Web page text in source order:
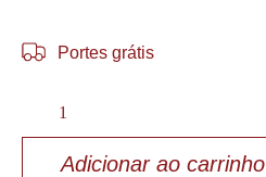
Portes grátis
Adicionar ao carrinho